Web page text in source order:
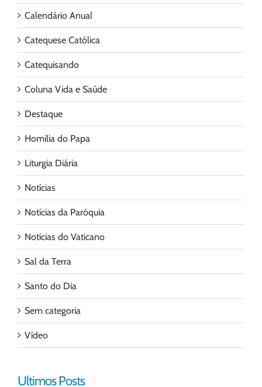
Calendário Anual
Catequese Católica
Catequisando
Coluna Vida e Saúde
Destaque
Homilia do Papa
Liturgia Diária
Notícias
Notícias da Paróquia
Notícias do Vaticano
Sal da Terra
Santo do Dia
Sem categoria
Vídeo
Ultimos Posts